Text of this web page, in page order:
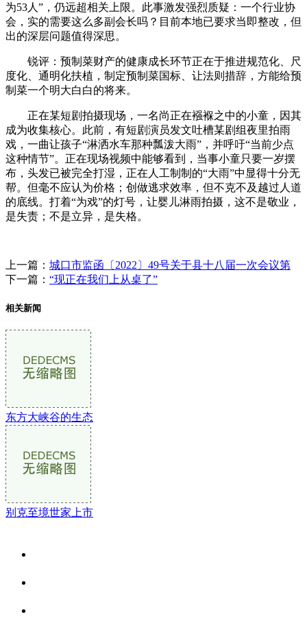
为53人”，仍远超相关上限。此事激发强烈质疑：一个行业协
会，实的需要这么多副会长吗？目前本地已要求当即整改，但
出的深层问题值得深思。
锐评：预制菜财产的健康成长环节正在于推进规范化、尺
度化、通明化扶植，制定预制菜国标、让法则措辞，方能给预
制菜一个明大白白的将来。
正在某短剧拍摄现场，一名尚正在襁褓之中的小童，因其
成为收集核心。此前，有短剧演员发文吐槽某剧组夜里拍雨
戏，一曲让孩子“淋洒水车那种瓢泼大雨”，并呼吁“当前少点
这种情节”。正在现场视频中能够看到，当事小童只要一岁摆
布，头发已被完全打湿，正在人工制制的“大雨”中显得十分无
帮。但毫不应认为价格；创做逃求效率，但不克不及越过人道
的底线。打着“为戏”的灯号，让婴儿淋雨拍摄，这不是敬业，
是失责；不是立异，是失格。
上一篇： 城口市监函〔2022〕49号关于县十八届一次会议第
下一篇： “现正在我们上从桌了”
相关新闻
东方大峡谷的生态
别克至境世家上市